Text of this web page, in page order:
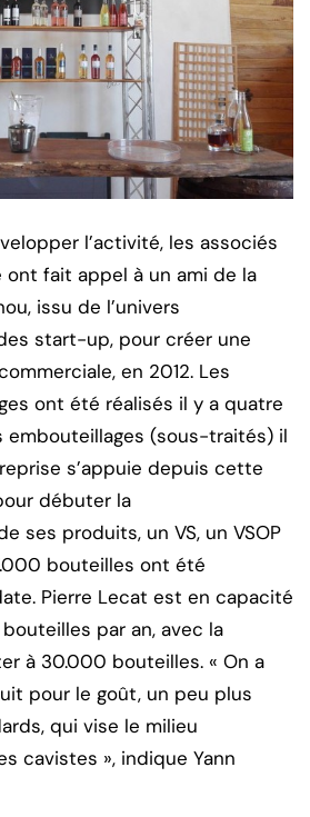
l’activité, les associés
fait appel à un ami de la
issu de l’univers
start-up, pour créer une
en 2012. Les
ont été réalisés il y a quatre
embouteillages (sous-traités) il
s’appuie depuis cette
débuter la
ses produits, un VS, un VSOP
bouteilles ont été
Pierre Lecat est en capacité
par an, avec la
à 30.000 bouteilles. « On a
pour le goût, un peu plus
qui vise le milieu
cavistes », indique Yann